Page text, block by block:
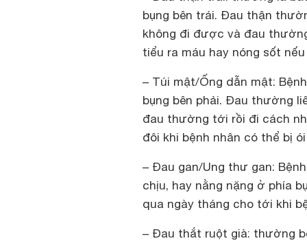
bụng bên trái. Ðau thận
không đi được và đau
tiểu ra máu hay nóng sốt
– Túi mật/Ống dẫn mật:
bụng bên phải. Ðau thường
đau thường tới rồi đi cách
đôi khi bệnh nhân có thể bị
– Ðau gan/Ung thư gan:
chịu, hay nằng nặng ở phía
qua ngày tháng cho tới khi
– Ðau thắt ruột già: thường